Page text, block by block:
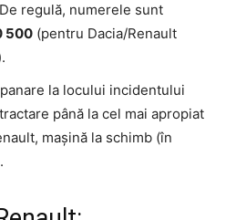
regulă, numerele sunt
500 (pentru Dacia/Renault
la locului incidentului
până la cel mai apropiat
mașină la schimb (în